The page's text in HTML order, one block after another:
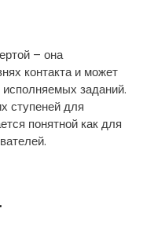
– она
контакта и может
исполняемых заданий.
ступеней для
понятной как для